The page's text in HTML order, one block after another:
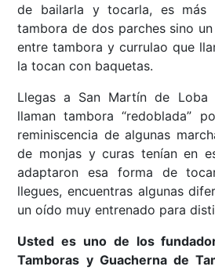
de bailarla y tocarla, es más
tambora de dos parches sino
entre tambora y currulao que
la tocan con baquetas.
Llegas a San Martín de
llaman tambora “redoblada”
reminiscencia de algunas
de monjas y curas tenían en
adaptaron esa forma de
llegues, encuentras algunas
un oído muy entrenado para
Usted es uno de los
Tamboras y Guacherna de